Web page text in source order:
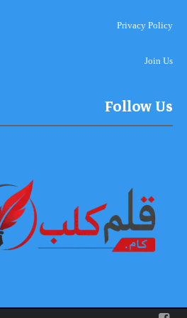
Privacy Policy
Join Us
Follow Us